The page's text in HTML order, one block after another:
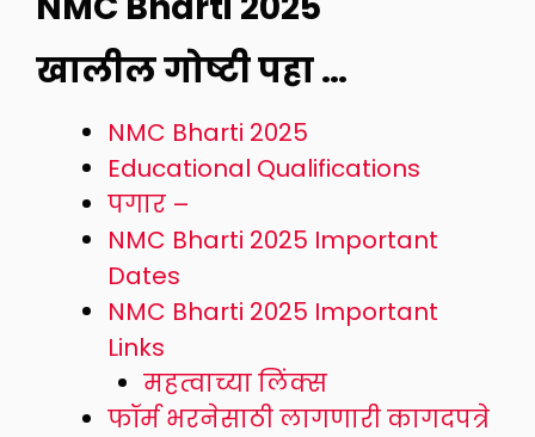
खालील गोष्टी पहा …
NMC Bharti 2025
Educational Qualifications
पगार –
NMC Bharti 2025 Important
Dates
NMC Bharti 2025 Important
Links
महत्वाच्या लिंक्स
फॉर्म भरनेसाठी लागणारी कागदपत्रे